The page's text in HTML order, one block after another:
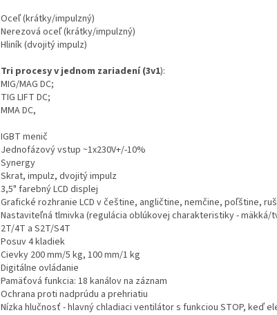
Oceľ (krátky/impulzný)
Nerezová oceľ (krátky/impulzný)
Hliník (dvojitý impulz)
Tri procesy v jednom zariadení (3v1):
MIG/MAG DC;
TIG LIFT DC;
MMA DC,
IGBT menič
Jednofázový vstup ~1x230V+/-10%
Synergy
Skrat, impulz, dvojitý impulz
3,5" farebný LCD displej
Grafické rozhranie LCD v češtine, angličtine, nemčine, poľštine,
Nastaviteľná tlmivka (regulácia oblúkovej charakteristiky - mäkká/
2T/4T a S2T/S4T
Posuv 4 kladiek
Cievky 200 mm/5 kg, 100 mm/1 kg
Digitálne ovládanie
Pamäťová funkcia: 18 kanálov na záznam
Ochrana proti nadprúdu a prehriatiu
Nízka hlučnosť - hlavný chladiaci ventilátor s funkciou STOP, keď